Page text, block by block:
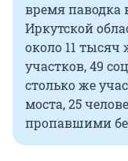
время паводка
Иркутской
около 11
участков, 49
столько же
моста, 25
пропавшими